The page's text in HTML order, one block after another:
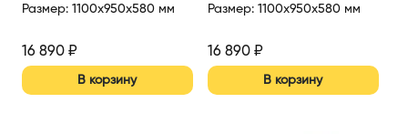
Размер: 1100x950x580 мм
16 890 ₽
В корзину
Размер: 1100x950x580 мм
16 890₽
В корзину